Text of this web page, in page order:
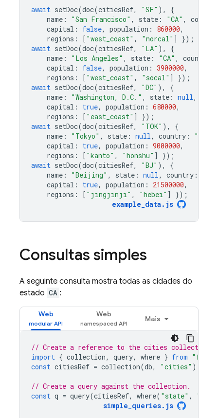
await setDoc(doc(citiesRef, "SF" ),
{
name : "San Francisco" , state : "CA" ,
country
capital : false, population : 860000,
regions : [ "west_coast" , "norcal" ]
});
await setDoc(doc(citiesRef, "LA" ),
{
name : "Los Angeles" , state : "CA" , country
capital : false, population : 3900000,
regions : [ "west_coast" , "socal" ]
});
await setDoc(doc(citiesRef, "DC" ),
{
name : "Washington, D.C." , state : null,
capital : true, population : 680000,
regions : [ "east_coast" ]
});
await setDoc(doc(citiesRef, "TOK" ),
{
name : "Tokyo" , state : null, country :
capital : true, population : 9000000,
regions : [ "kanto" , "honshu" ]
});
await setDoc(doc(citiesRef, "BJ" ),
{
name : "Beijing" , state : null, country :
capital : true, population : 21500000,
regions : [ "jingjinji" , "hebei" ]
});
example_data . js
Consultas simples
A seguinte consulta mostra todas as cidades do
estado CA :
Web Web
Mais
// Create a reference to the cities collection
import { collection, query, where } from
const citiesRef = collection(db, "cities" );
// Create a query against the collection.
const q = query(citiesRef, where( "state" , "=="
simple_queries. js